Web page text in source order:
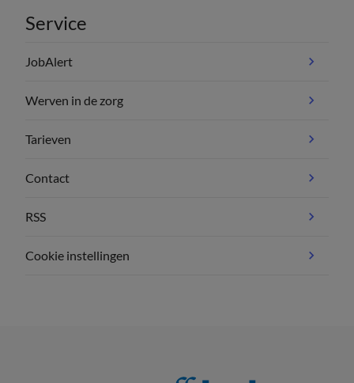
Service
JobAlert
Werven in de zorg
Tarieven
Contact
RSS
Cookie instellingen